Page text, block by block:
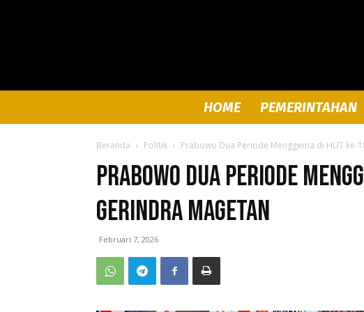
HOME PEMERINTAHAN
Beranda Politik Prabowo Dua Periode Menggema di HUT ke-
Prabowo Dua Periode
Gerindra Magetan
Februari 7, 2026